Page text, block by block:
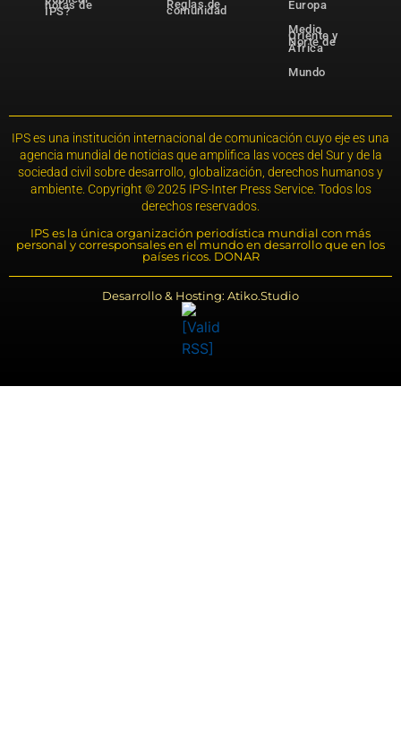
notas de
IPS?
Reglas de
comunidad
Europa
Medio
Oriente y
Norte de
África
Mundo
IPS es una institución internacional de comunicación cuyo eje es una
agencia mundial de noticias que amplifica las voces del Sur y de la
sociedad civil sobre desarrollo, globalización, derechos humanos y
ambiente. Copyright © 2025 IPS-Inter Press Service. Todos los
derechos reservados.
IPS es la única organización periodística mundial con más
personal y corresponsales en el mundo en desarrollo que en los
países ricos. DONAR
Desarrollo & Hosting: Atiko.Studio